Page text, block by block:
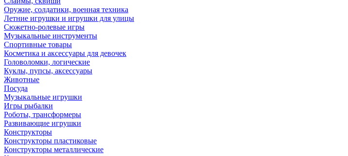
Оружие, солдатики, военная техника
Летние игрушки и игрушки для улицы
Сюжетно-ролевые игры
Музыкальные инструменты
Спортивные товары
Косметика и аксессуары для девочек
Головоломки, логические
Куклы, пупсы, аксессуары
Животные
Посуда
Музыкальные игрушки
Игры рыбалки
Роботы, трансформеры
Развивающие игрушки
Конструкторы
Конструкторы пластиковые
Конструкторы металлические